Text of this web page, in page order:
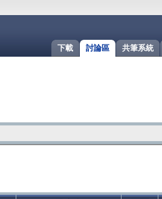
共筆系統
討論區
下載